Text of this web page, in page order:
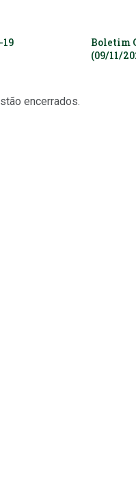
Boletim
(09/11/
encerrados.